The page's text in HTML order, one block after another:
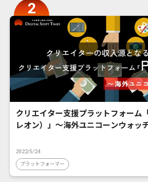
クリエイター支援プラットフォーム
レオン）」〜海外ユニコーンウォッ
2022/5/24
プラットフォーマー